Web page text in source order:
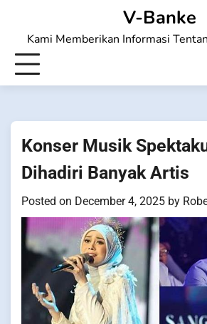
content
V-Banke
Kami Memberikan Informasi
Konser Musik
Dihadiri Banyak Artis
Posted on December 4, 2025 by